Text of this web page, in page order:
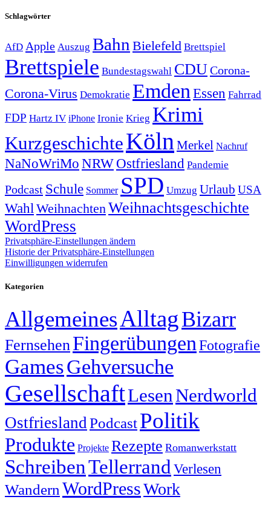
Schlagwörter
AfD Apple Auszug Bahn Bielefeld Brettspiel
Brettspiele Bundestagswahl CDUCorona-
Corona-Virus Demokratie Emden Essen Fahrrad
FDP Hartz IV iPhone Ironie Krieg Krimi
KurzgeschichteKölnMerkel Nachruf
NaNoWriMo NRWOstfriesland Pandemie
Podcast Schule Sommer SPD Umzug Urlaub USA
Wahl WeihnachtenWeihnachtsgeschichte
WordPress
Privatsphäre-Einstellungen ändern
Historie der Privatsphäre-Einstellungen
Einwilligungen widerrufen
Kategorien
AllgemeinesAlltagBizarr
FernsehenFingerübungenFotografie
GamesGehversuche
GesellschaftLesenNerdworld
OstfrieslandPodcastPolitik
Produkte Projekte Rezepte Romanwerkstatt
SchreibenTellerrandVerlesen
WandernWordPressWork